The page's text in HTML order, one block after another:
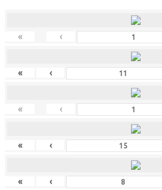
« ‹
« ‹
« ‹
« ‹
« ‹